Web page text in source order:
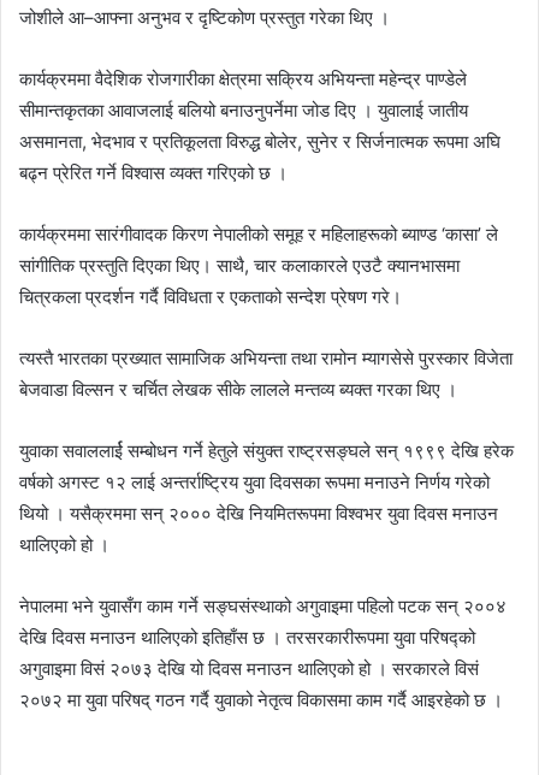
जोशीले आ–आफ्ना अनुभव र दृष्टिकोण प्रस्तुत गरेका थिए ।
कार्यक्रममा वैदेशिक रोजगारीका क्षेत्रमा सक्रिय अभियन्ता महेन्द्र पाण्डेले
सीमान्तकृतका आवाजलाई बलियो बनाउनुपर्नेमा जोड दिए । युवालाई जातीय
असमानता, भेदभाव र प्रतिकूलता विरुद्ध बोलेर, सुनेर र सिर्जनात्मक रूपमा अघि
बढ्न प्रेरित गर्ने विश्वास व्यक्त गरिएको छ ।
कार्यक्रममा सारंगीवादक किरण नेपालीको समूह र महिलाहरूको ब्याण्ड ‘कासा’ ले
सांगीतिक प्रस्तुति दिएका थिए। साथै, चार कलाकारले एउटै क्यानभासमा
चित्रकला प्रदर्शन गर्दै विविधता र एकताको सन्देश प्रेषण गरे।
त्यस्तै भारतका प्रख्यात सामाजिक अभियन्ता तथा रामोन म्यागसेसे पुरस्कार विजेता
बेजवाडा विल्सन र चर्चित लेखक सीके लालले मन्तव्य ब्यक्त गरका थिए ।
युवाका सवाललार्ई सम्बोधन गर्ने हेतुले संयुक्त राष्ट्रसङ्घले सन् १९९९ देखि हरेक
वर्षको अगस्ट १२ लाई अन्तर्राष्ट्रिय युवा दिवसका रूपमा मनाउने निर्णय गरेको
थियो । यसैक्रममा सन् २००० देखि नियमितरूपमा विश्वभर युवा दिवस मनाउन
थालिएको हो ।
नेपालमा भने युवासँग काम गर्ने सङ्घसंस्थाको अगुवाइमा पहिलो पटक सन् २००४
देखि दिवस मनाउन थालिएको इतिहाँस छ । तरसरकारीरूपमा युवा परिषद्को
अगुवाइमा विसं २०७३ देखि यो दिवस मनाउन थालिएको हो । सरकारले विसं
२०७२ मा युवा परिषद् गठन गर्दै युवाको नेतृत्व विकासमा काम गर्दै आइरहेको छ ।